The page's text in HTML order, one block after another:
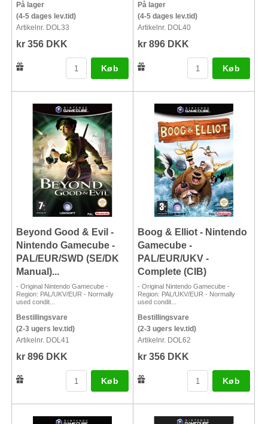
På lager
(4-5 dages lev.tid)
Artikelnr. DOL33
kr 356 DKK
Køb
På lager
(4-5 dages lev.tid)
Artikelnr. DOL40
kr 896 DKK
Køb
Beyond Good & Evil -
Nintendo Gamecube -
PAL/EUR/SWD (SE/DK
Manual)...
- Original Nintendo Gamecube -
Region: PAL/UKV/EUR - Normally
used condit...
Bestillingsvare
(2-3 ugers lev.tid)
Artikelnr. DOL41
kr 896 DKK
Køb
Boog & Elliot - Nintendo
Gamecube -
PAL/EUR/UKV -
Complete (CIB)
- Original Nintendo Gamecube -
Region: PAL/UKV/EUR - Normally
used condit...
Bestillingsvare
(2-3 ugers lev.tid)
Artikelnr. DOL62
kr 356 DKK
Køb